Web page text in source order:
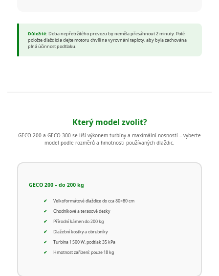
Důležité: Doba nepřetržitého provozu by neměla přesáhnout 2 minuty. Poté
položte dlaždici a dejte motoru chvíli na vyrovnání teploty, aby byla zachována
plná účinnost podtlaku.
Který model zvolit?
GECO 200 a GECO 300 se liší výkonem turbíny a maximální nosností – vyberte
model podle rozměrů a hmotnosti používaných dlaždic.
GECO 200 – do 200 kg
Velkoformátové dlaždice do cca 80×80 cm
Chodníkové a terasové desky
Přírodní kámen do 200 kg
Dlažební kostky a obrubníky
Turbína 1 500 W, podtlak 35 kPa
Hmotnost zařízení: pouze 18 kg